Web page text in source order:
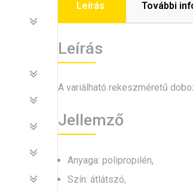
Leírás További
Leírás
A variálható rekeszméretű
Jellemző
Anyaga: polipropilén,
Szín: átlátszó,